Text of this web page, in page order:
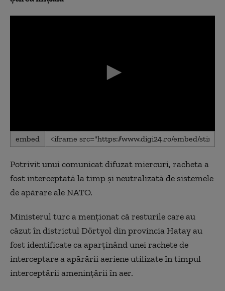
0
seconds
seconds
embed
Potrivit unui comunicat difuzat miercuri, racheta a
fost interceptată la timp și neutralizată de sistemele
de apărare ale NATO.
Ministerul turc a menționat că resturile care au
căzut în districtul Dörtyol din provincia Hatay au
fost identificate ca aparținând unei rachete de
interceptare a apărării aeriene utilizate în timpul
interceptării amenințării în aer.